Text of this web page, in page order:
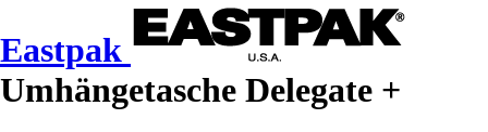
Eastpak
Umhängetasche Delegate +